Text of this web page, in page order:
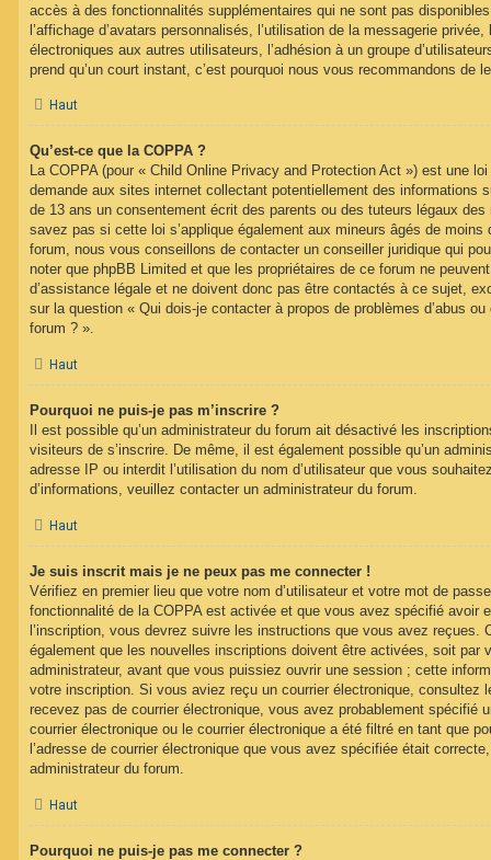
accès à des fonctionnalités supplémentaires qui ne sont pas
l’affichage d’avatars personnalisés, l’utilisation de la messagerie privée,
électroniques aux autres utilisateurs, l’adhésion à un groupe
prend qu’un court instant, c’est pourquoi nous vous recommandons de
Haut
Qu’est-ce que la COPPA ?
La COPPA (pour « Child Online Privacy and Protection Act ») est une
demande aux sites internet collectant potentiellement des informations
de 13 ans un consentement écrit des parents ou des tuteurs légaux
savez pas si cette loi s’applique également aux mineurs âgés de
forum, nous vous conseillons de contacter un conseiller juridique qui
noter que phpBB Limited et que les propriétaires de ce forum ne
d’assistance légale et ne doivent donc pas être contactés à ce sujet,
sur la question « Qui dois-je contacter à propos de problèmes d’abus ou
forum ? ».
Haut
Pourquoi ne puis-je pas m’inscrire ?
Il est possible qu’un administrateur du forum ait désactivé les
visiteurs de s’inscrire. De même, il est également possible qu’un
adresse IP ou interdit l’utilisation du nom d’utilisateur que vous
d’informations, veuillez contacter un administrateur du forum.
Haut
Je suis inscrit mais je ne peux pas me connecter !
Vérifiez en premier lieu que votre nom d’utilisateur et votre mot de
fonctionnalité de la COPPA est activée et que vous avez spécifié avoir
l’inscription, vous devrez suivre les instructions que vous avez reçues.
également que les nouvelles inscriptions doivent être activées, soit par
administrateur, avant que vous puissiez ouvrir une session ; cette
votre inscription. Si vous aviez reçu un courrier électronique, consultez
recevez pas de courrier électronique, vous avez probablement spécifié
courrier électronique ou le courrier électronique a été filtré en tant que
l’adresse de courrier électronique que vous avez spécifiée était
administrateur du forum.
Haut
Pourquoi ne puis-je pas me connecter ?